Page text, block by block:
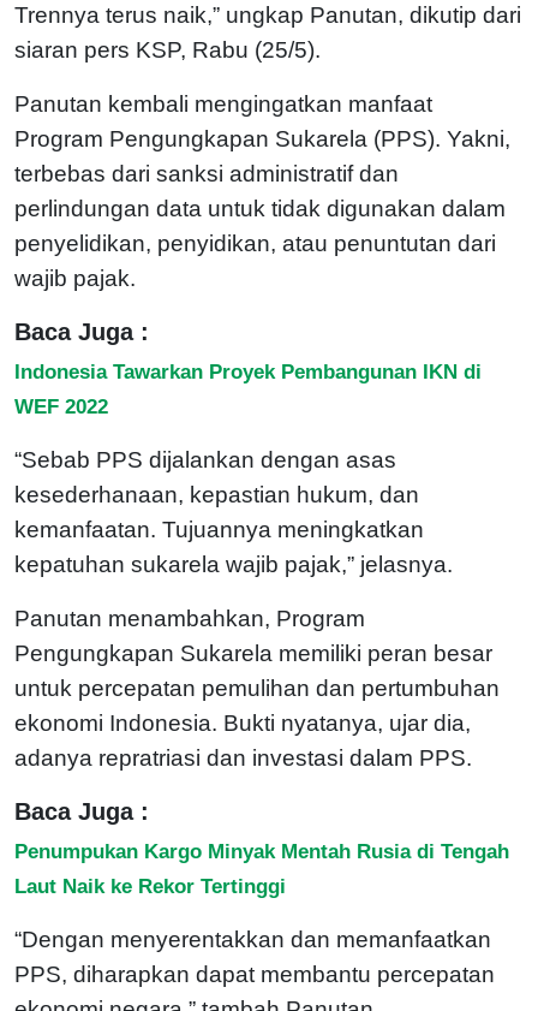
Trennya terus naik,” ungkap Panutan, dikutip dari
siaran pers KSP, Rabu (25/5).
Panutan kembali mengingatkan manfaat
Program Pengungkapan Sukarela (PPS). Yakni,
terbebas dari sanksi administratif dan
perlindungan data untuk tidak digunakan dalam
penyelidikan, penyidikan, atau penuntutan dari
wajib pajak.
Baca Juga :
Indonesia Tawarkan Proyek Pembangunan IKN di
WEF 2022
“Sebab PPS dijalankan dengan asas
kesederhanaan, kepastian hukum, dan
kemanfaatan. Tujuannya meningkatkan
kepatuhan sukarela wajib pajak,” jelasnya.
Panutan menambahkan, Program
Pengungkapan Sukarela memiliki peran besar
untuk percepatan pemulihan dan pertumbuhan
ekonomi Indonesia. Bukti nyatanya, ujar dia,
adanya repratriasi dan investasi dalam PPS.
Baca Juga :
Penumpukan Kargo Minyak Mentah Rusia di Tengah
Laut Naik ke Rekor Tertinggi
“Dengan menyerentakkan dan memanfaatkan
PPS, diharapkan dapat membantu percepatan